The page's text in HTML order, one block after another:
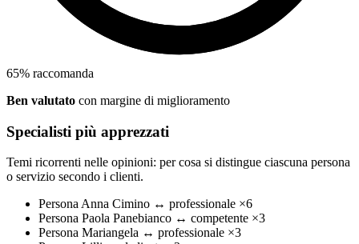
65% raccomanda
Ben valutato con margine di miglioramento
Specialisti più apprezzati
Temi ricorrenti nelle opinioni: per cosa si distingue ciascuna persona
o servizio secondo i clienti.
PersonaAnna Cimino ↔ professionale ×6
Persona Paola Panebianco ↔ competente ×3
Persona Mariangela ↔ professionale ×3